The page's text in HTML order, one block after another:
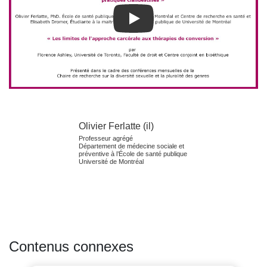
Play
Olivier Ferlatte (il)
Professeur agrégé
Département de médecine sociale et
préventive à l’École de santé publique
Université de Montréal
Contenus connexes